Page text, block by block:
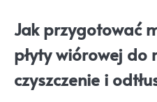
Jak przygotować
płyty wiórowej
czyszczenie i